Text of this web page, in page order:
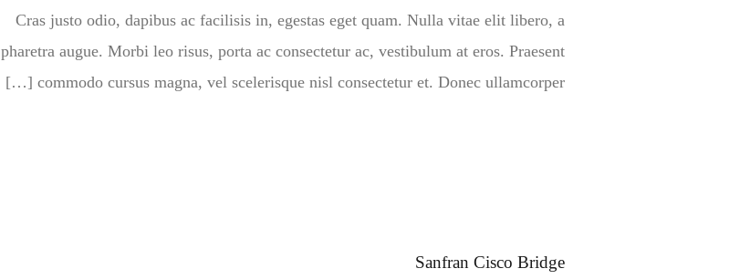
Cras justo odio, dapibus ac facilisis in, egestas eget quam. Nulla vitae elit libero, a
pharetra augue. Morbi leo risus, porta ac consectetur ac, vestibulum at eros. Praesent
commodo cursus magna, vel scelerisque nisl consectetur et. Donec ullamcorper […]
Sanfran Cisco Bridge